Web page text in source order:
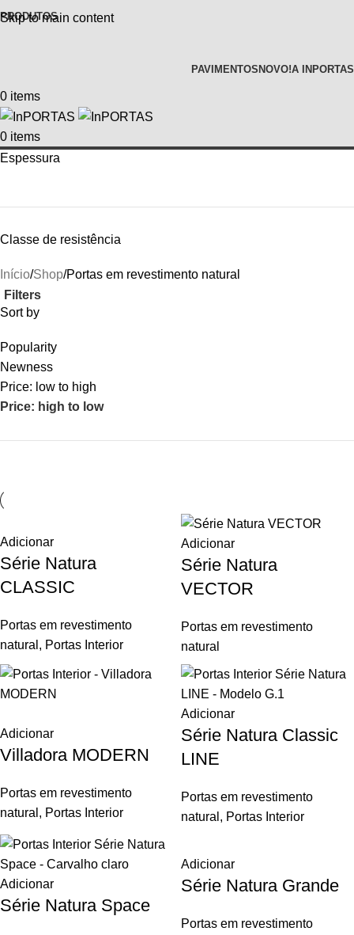
Skip to main content
PRODUTOS
PAVIMENTOS NOVO!A INPORTAS
0 items
0 items
Espessura
Classe de resistência
Início Shop Portas em revestimento natural
Filters
Sort by
Popularity
Newness
Price: low to high
Price: high to low
Adicionar
Série Natura
CLASSIC
Portas em revestimento
natural , Portas Interior
Adicionar
Série Natura
VECTOR
Portas em revestimento
natural
Adicionar
Villadora MODERN
Portas em revestimento
natural , Portas Interior
Adicionar
Série Natura Classic
LINE
Portas em revestimento
natural , Portas Interior
Adicionar
Série Natura Space
Adicionar
Série Natura Grande
Portas em revestimento